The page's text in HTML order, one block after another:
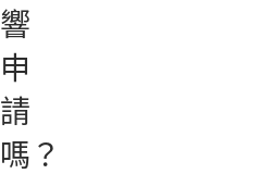
響
申
請
嗎？